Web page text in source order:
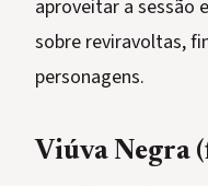
aproveitar a sessão
sobre reviravoltas,
personagens.
Viúva Negra